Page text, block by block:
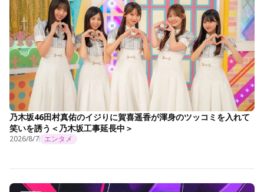
乃木坂46田村真佑のイジりに賀喜遥香が渾身のツッコミを入れて
笑いを誘う＜乃木坂工事延長中＞
2026/8/7 エンタメ